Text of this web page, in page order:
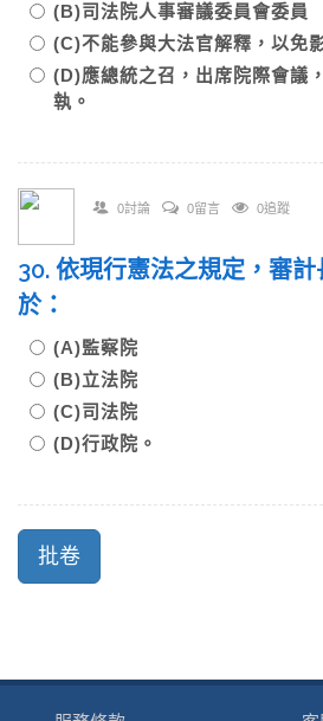
(B)司法院人事審議委員會委員
(C)不能參與大法官解釋，以免
(D)應總統之召，出席院際會議
執。
0討論 0留言 0追蹤
30. 依現行憲法之規定，審計
於：
(A)監察院
(B)立法院
(C)司法院
(D)行政院。